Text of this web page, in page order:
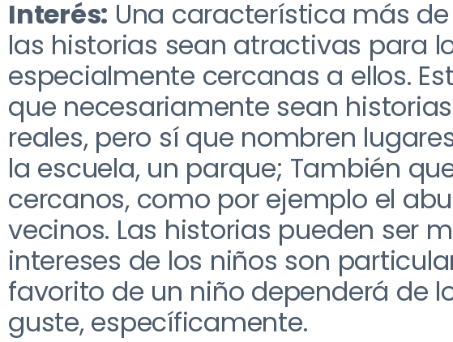
Interés: Una característica más
las historias sean atractivas para
especialmente cercanas a ellos. E
que necesariamente sean
reales,pero sí que nombren
la escuela,un parque; También
cercanos, como por ejemplo el
vecinos. Las historias pueden ser
intereses de los niños son
favorito de un niño dependerá de
guste, específicamente.